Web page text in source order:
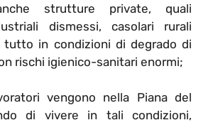
strutture private, quali
dismessi, casolari rurali
tutto in condizioni di degrado di
rischi igienico-sanitari enormi;
vengono nella Piana del
di vivere in tali condizioni,